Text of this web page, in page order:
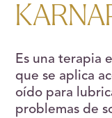
Es una terapia
que se aplica
oído para
problemas de